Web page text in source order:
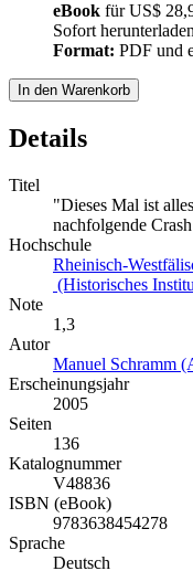
eBook fürUS$
Sofort
Format: PDF und
In den Warenkorb
Details
Titel
"Dieses Mal ist
nachfolgende
Hochschule
Rheinisch-
(Historisches
Note
1,3
Autor
Manuel Schramm
Erscheinungsjahr
2005
Seiten
136
Katalognummer
V48836
ISBN (eBook)
9783638454278
Sprache
Deutsch